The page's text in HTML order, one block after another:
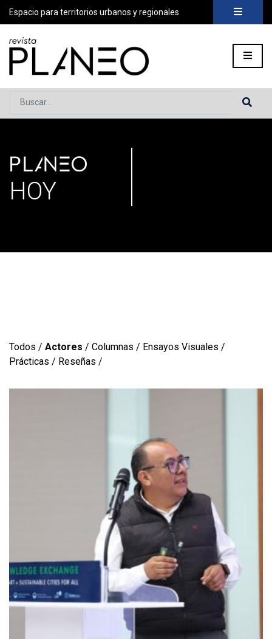
Espacio para territorios urbanos y regionales
Buscar...
Portada » Secciones
PLANEO
HOY
Todos / Actores / Columnas / Ensayos Visuales /
Prácticas / Reseñas /